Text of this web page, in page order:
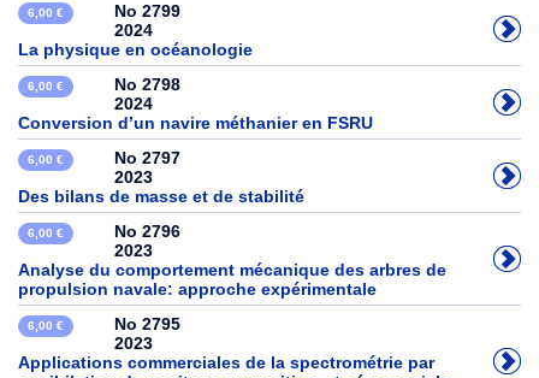
6,00 €
No 2799
2024
La physique en océanologie
6,00 €
No 2798
2024
Conversion d’un navire méthanier en FSRU
6,00 €
No 2797
2023
Des bilans de masse et de stabilité
6,00 €
No 2796
2023
Analyse du comportement mécanique des arbres de
propulsion navale: approche expérimentale
6,00 €
No 2795
2023
Applications commerciales de la spectrométrie par